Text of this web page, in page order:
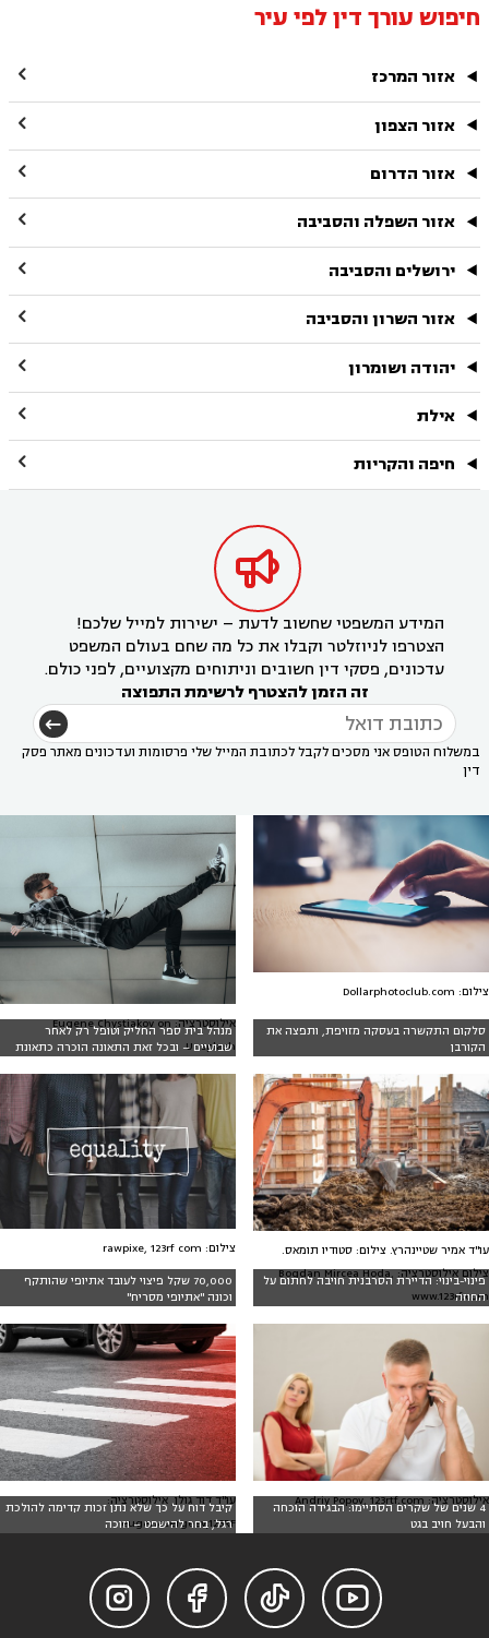
חיפוש עורך דין לפי עיר
אזור המרכז 
אזור הצפון 
אזור הדרום 
אזור השפלה והסביבה 
ירושלים והסביבה 
אזור השרון והסביבה 
יהודה ושומרון 
אילת 
חיפה והקריות 

המידע המשפטי שחשוב לדעת – ישירות למייל שלכם!
הצטרפו לניוזלטר וקבלו את כל מה שחם בעולם המשפט
עדכונים, פסקי דין חשובים וניתוחים מקצועיים, לפני כולם.
זה הזמן להצטרף לרשימת התפוצה
במשלוח הטופס אני מסכים לקבל לכתובת המייל שלי פרסומות ועדכונים מאתר פסק
דין
סלקום התקשרה בעסקה מזויפת, ותפצה את
הקורבן
צילום: Dollarphotoclub.com
מנהל בית ספר החליק וטופל רק לאחר
שבועיים – ובכל זאת התאונה הוכרה כתאונת
אילוסטרציה: Eugene Chystiakov on
Unsplash
פינוי-בינוי: הדיירת הסרבנית חויבה לחתום על
החוזה
עו"ד אמיר שטיינהרץ. צילום: סטודיו תומאס.
צילום אילוסטרציה: Bogdan Mircea Hoda,
www.123rf.com
70,000 שקל פיצוי לעובד אתיופי שהותקף
וכונה "אתיופי מסריח"
צילום: rawpixe, 123rf com
4 שנים של שקרים הסתיימו: הבגידה הוכחה
והבעל חויב בגט
אילוסטרציה: Andriy Popov, 123rtf.com
קיבל דוח על כך שלא נתן זכות קדימה להולכת
רגל, בחר להישפט – וזוכה
עו"ד דוד גולן, אילוסטרציה:
eugenesergeev,123RF



